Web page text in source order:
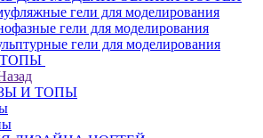
гели для моделирования
гели для моделирования
гели для моделирования
И ТОПЫ